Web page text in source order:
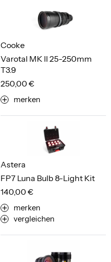
Varotal MK II 25-250mm
T3.9
Cooke
250,00 €
merken
FP7 Luna Bulb 8-Light Kit
Astera
140,00 €
merken
vergleichen